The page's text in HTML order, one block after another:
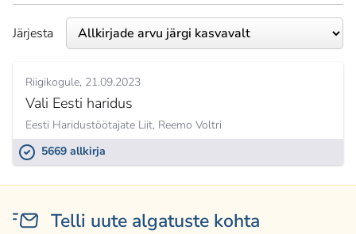
Järjesta
Riigikogule 21.09.2023
Vali Eesti haridus
Eesti Haridustöötajate Liit, Reemo Voltri
5669 allkirja
Telli uute algatuste kohta